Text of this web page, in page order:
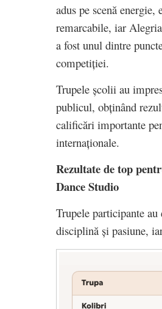
adus pe scenă
remarcabile, iar
a fost unul dintre
competiției.
Trupele școlii au
publicul, obținând
calificări importante
internaționale.
Rezultate de top
Dance Studio
Trupele participante
disciplină și pasiune,